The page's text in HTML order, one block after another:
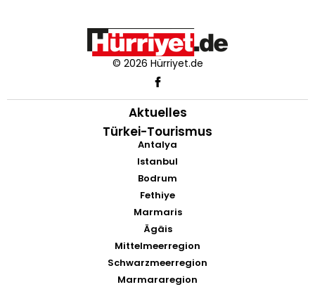
© 2026 Hürriyet.de
Aktuelles
Türkei-Tourismus
Antalya
Istanbul
Bodrum
Fethiye
Marmaris
Ägäis
Mittelmeerregion
Schwarzmeerregion
Marmararegion